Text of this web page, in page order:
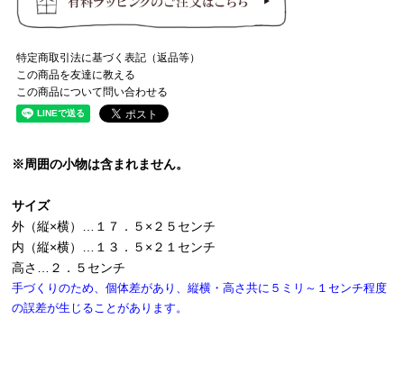
特定商取引法に基づく表記（返品等）
この商品を友達に教える
この商品について問い合わせる
※周囲の小物は含まれません。
サイズ
外（縦×横）…１７．５×２５センチ
内（縦×横）…１３．５×２１センチ
高さ…２．５センチ
手づくりのため、個体差があり、縦横・高さ共に５ミリ～１センチ程度
の誤差が生じることがあります。